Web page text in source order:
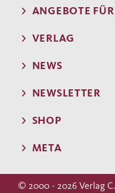
ANGEBOTE FÜR
VERLAG
NEWS
NEWSLETTER
SHOP
META
© 2000 - 2026 Verlag